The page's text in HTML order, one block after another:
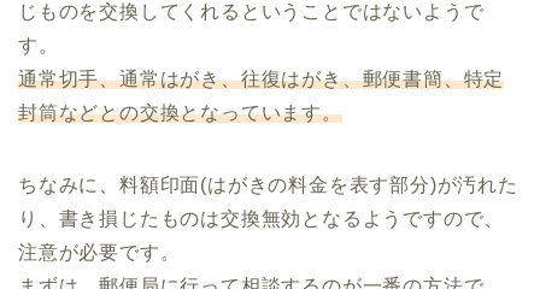
じものを交換してくれるということではないようで
す。
通常切手、通常はがき、往復はがき、郵便書簡、特定
封筒などとの交換となっています。
ちなみに、料額印面(はがきの料金を表す部分)が汚れた
り、書き損じたものは交換無効となるようですので、
注意が必要です。